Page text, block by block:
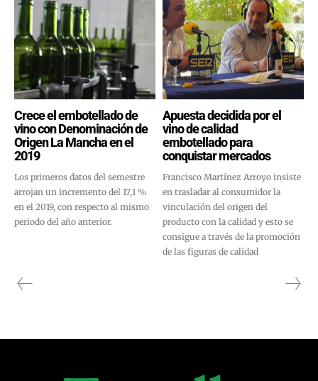
Crece el embotellado de
vino con Denominación de
Origen La Mancha en el
2019
Los primeros datos del semestre
arrojan un incremento del 17,1 %
en el 2019, con respecto al mismo
periodo del año anterior.
Apuesta decidida por el
vino de calidad
embotellado para
conquistar mercados
Francisco Martínez Arroyo insiste
en trasladar al consumidor la
vinculación del origen del
producto con la calidad y esto se
consigue a través de la promoción
de las figuras de calidad